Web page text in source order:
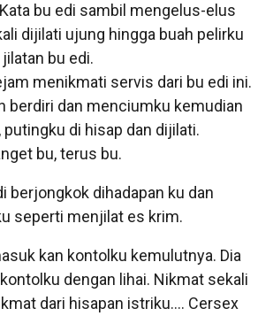
bu edi sambil mengelus-elus
dijilati ujung hingga buah pelirku
bu edi.
menikmati servis dari bu edi ini.
berdiri dan menciumku kemudian
di hisap dan dijilati.
bu, terus bu.
berjongkok dihadapan ku dan
seperti menjilat es krim.
kan kontolku kemulutnya. Dia
dengan lihai. Nikmat sekali
dari hisapan istriku…. Cersex